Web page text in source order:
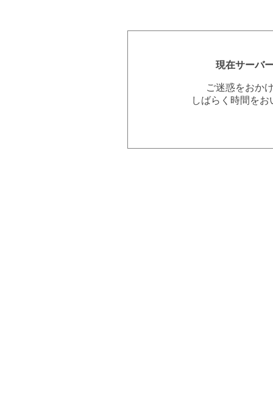
現在サーバ
ご迷惑をおか
しばらく時間を